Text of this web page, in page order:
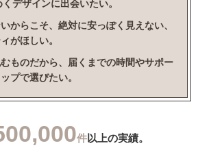
デザインに出会いたい。
からこそ、絶対に安っぽく見えない、
がほしい。
ものだから、届くまでの時間やサポー
プで選びたい。
件以上の実績。